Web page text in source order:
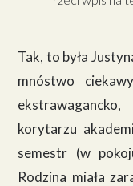
Tak, to była
mnóstwo
korytarzu
semestr (w
Rodzina miała